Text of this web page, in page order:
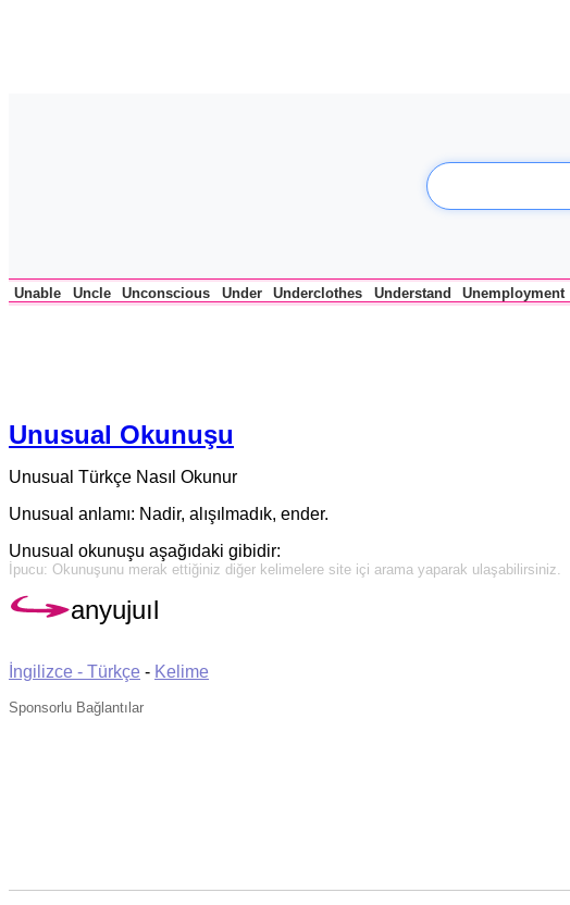
Unable Uncle Unconscious Under Underclothes Understand Unemployment
Unusual Okunuşu
Unusual Türkçe Nasıl Okunur
Unusual anlamı: Nadir, alışılmadık, ender.
Unusual okunuşu aşağıdaki gibidir:
İpucu: Okunuşunu merak ettiğiniz diğer kelimelere site içi arama yaparak ulaşabilirsiniz.
anyujuıl
İngilizce - Türkçe - Kelime
Sponsorlu Bağlantılar